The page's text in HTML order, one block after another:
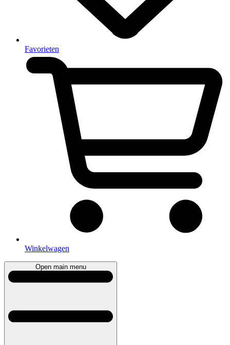
Favorieten
Winkelwagen
Open main menu